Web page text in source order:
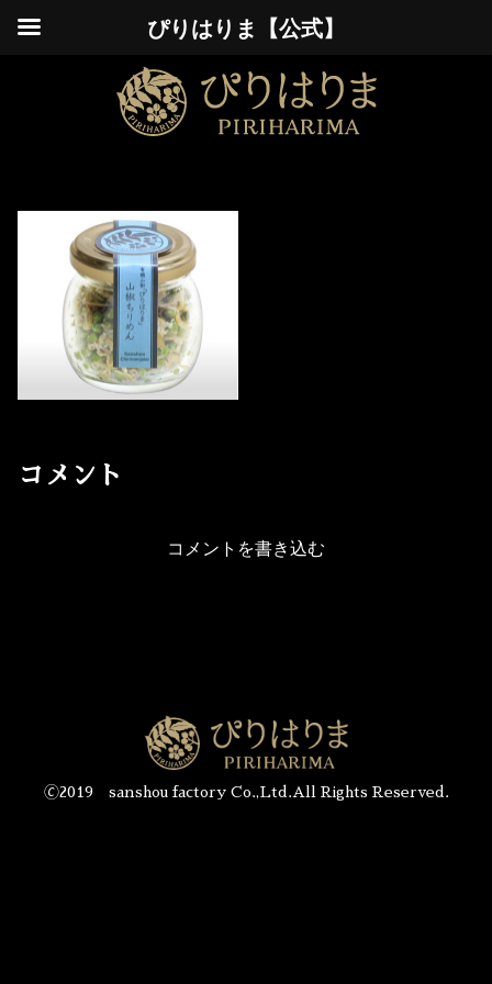
コメント
コメントを書き込む
🄫2019 sanshou factory Co.,Ltd.All Rights Reserved.
ぴりはりま【公式】